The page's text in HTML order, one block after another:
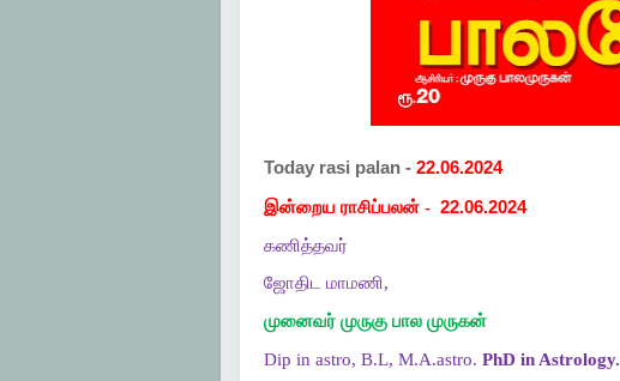
Today rasi palan - 22.06.2024
இன்றைய ராசிப்பலன் - 22.06.2024
கணித்தவர்
ஜோதிட மாமணி,
முனைவர் முருகு பால முருகன்
Dip in astro, B.L, M.A.astro. PhD in Astrology.